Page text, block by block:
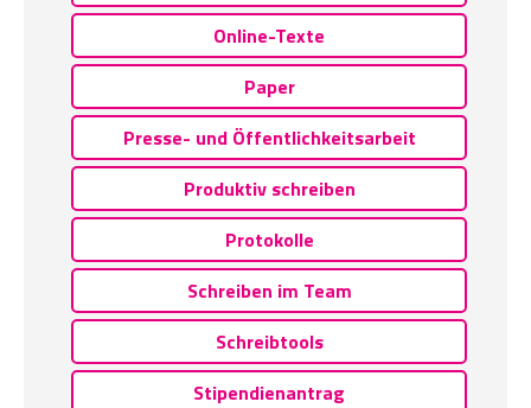
Online-Texte
Paper
Presse- und Öffentlichkeitsarbeit
Produktiv schreiben
Protokolle
Schreiben im Team
Schreibtools
Stipendienantrag